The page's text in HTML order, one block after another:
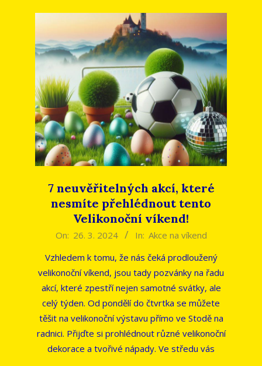
7 neuvěřitelných akcí, které
nesmíte přehlédnout tento
Velikonoční víkend!
2024-On: 26. 3. 2024 In: Akce na víkend
Vzhledem k tomu, že nás čeká prodloužený
velikonoční víkend, jsou tady pozvánky na řadu
akcí, které zpestří nejen samotné svátky, ale
celý týden. Od pondělí do čtvrtka se můžete
těšit na velikonoční výstavu přímo ve Stodě na
radnici. Přijďte si prohlédnout různé velikonoční
dekorace a tvořivé nápady. Ve středu vás